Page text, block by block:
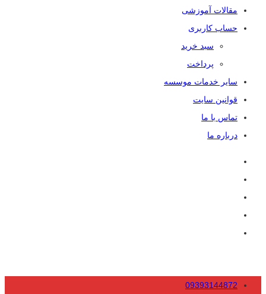
مقالات آموزشی
حساب کاربری
سبد خرید
پرداخت
سایر خدمات موسسه
قوانین سایت
تماس با ما
درباره ما
09393144872